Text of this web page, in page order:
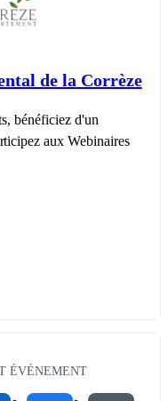
de la Corrèze
bénéficiez d'un
aux Webinaires
ÉVÉNEMENT